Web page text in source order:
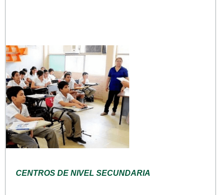
CENTROS DE NIVEL SECUNDARIA